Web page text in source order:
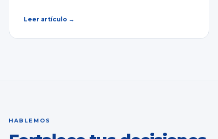
Leer artículo →
HABLEMOS